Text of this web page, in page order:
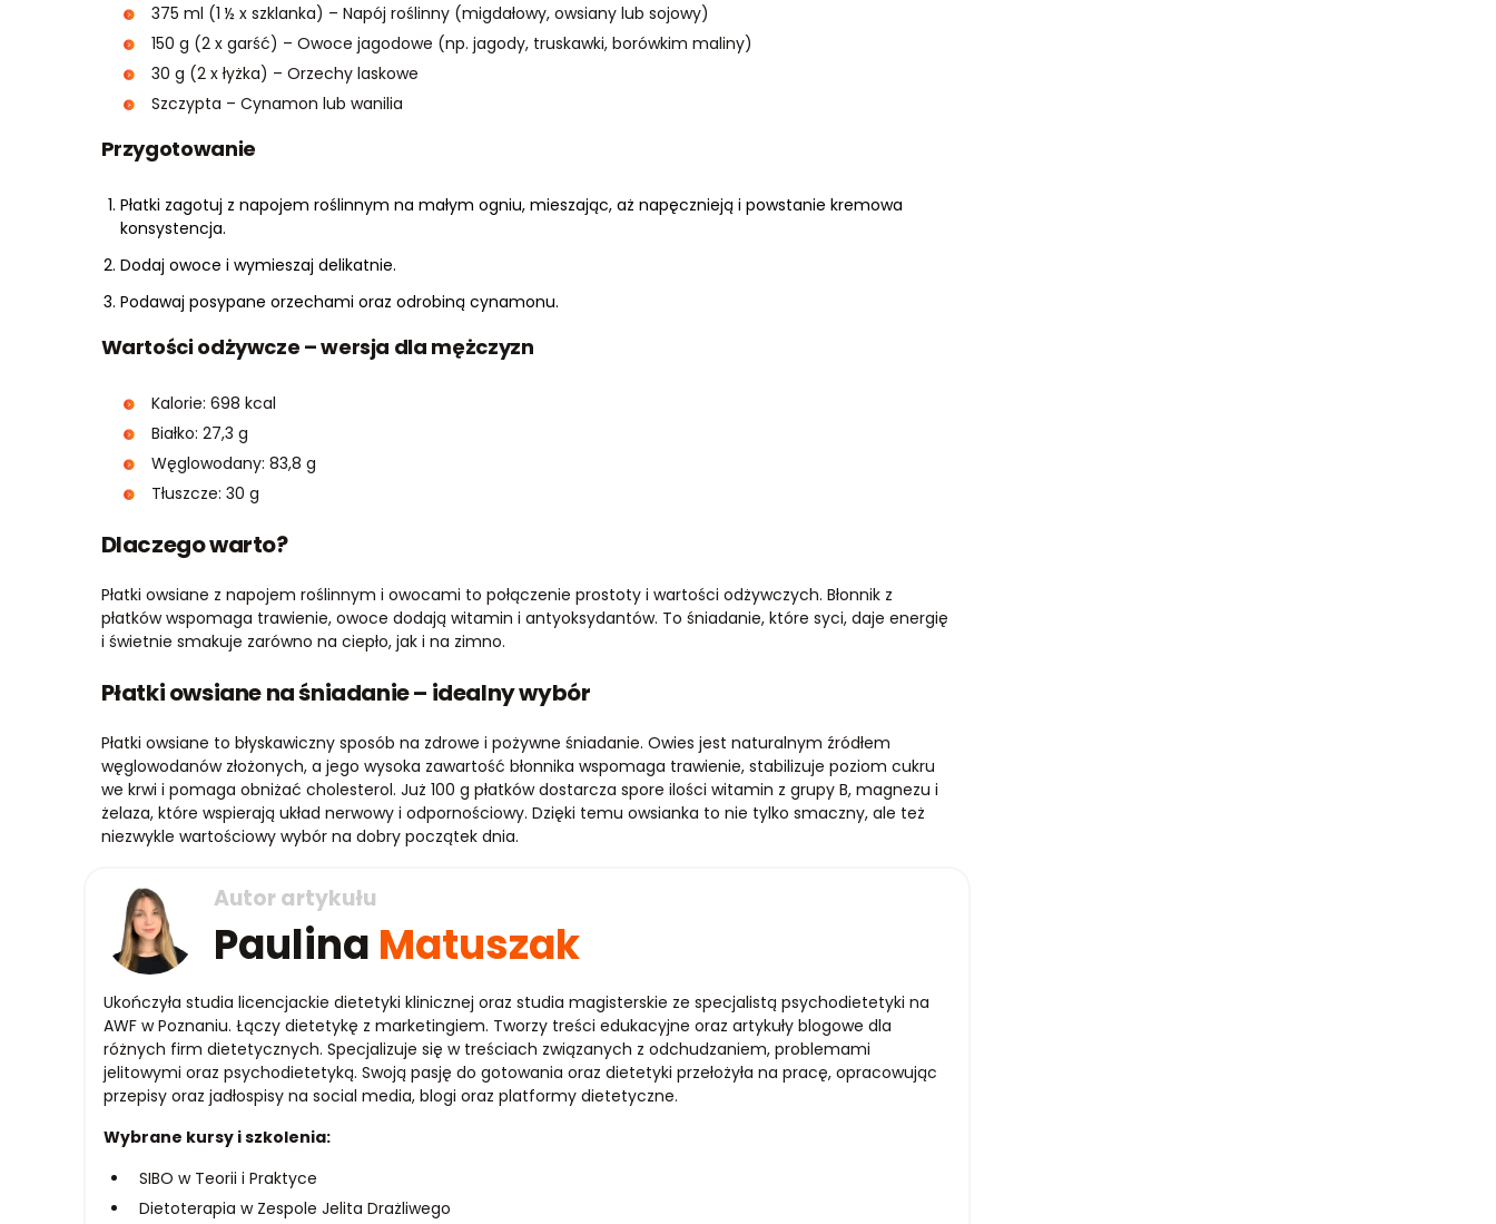
375 ml (1 ½ x szklanka) – Napój roślinny (migdałowy, owsiany lub sojowy)
150 g (2 x garść) – Owoce jagodowe (np. jagody, truskawki, borówkim maliny)
30 g (2 x łyżka) – Orzechy laskowe
Szczypta – Cynamon lub wanilia
Przygotowanie
Płatki zagotuj z napojem roślinnym na małym ogniu, mieszając, aż napęcznieją i powstanie kremowa
konsystencja.
Dodaj owoce i wymieszaj delikatnie.
Podawaj posypane orzechami oraz odrobiną cynamonu.
Wartości odżywcze – wersja dla mężczyzn
Kalorie: 698 kcal
Białko: 27,3 g
Węglowodany: 83,8 g
Tłuszcze: 30 g
Dlaczego warto?
Płatki owsiane z napojem roślinnym i owocami to połączenie prostoty i wartości odżywczych. Błonnik z
płatków wspomaga trawienie, owoce dodają witamin i antyoksydantów. To śniadanie, które syci, daje energię
i świetnie smakuje zarówno na ciepło, jak i na zimno.
Płatki owsiane na śniadanie – idealny wybór
Płatki owsiane to błyskawiczny sposób na zdrowe i pożywne śniadanie. Owies jest naturalnym źródłem
węglowodanów złożonych, a jego wysoka zawartość błonnika wspomaga trawienie, stabilizuje poziom cukru
we krwi i pomaga obniżać cholesterol. Już 100 g płatków dostarcza spore ilości witamin z grupy B, magnezu i
żelaza, które wspierają układ nerwowy i odpornościowy. Dzięki temu owsianka to nie tylko smaczny, ale też
niezwykle wartościowy wybór na dobry początek dnia.
Autor artykułu
Paulina Matuszak
Ukończyła studia licencjackie dietetyki klinicznej oraz studia magisterskie ze specjalistą psychodietetyki na
AWF w Poznaniu. Łączy dietetykę z marketingiem. Tworzy treści edukacyjne oraz artykuły blogowe dla
różnych firm dietetycznych. Specjalizuje się w treściach związanych z odchudzaniem, problemami
jelitowymi oraz psychodietetyką. Swoją pasję do gotowania oraz dietetyki przełożyła na pracę, opracowując
przepisy oraz jadłospisy na social media, blogi oraz platformy dietetyczne.
Wybrane kursy i szkolenia:
SIBO w Teorii i Praktyce
Dietoterapia w Zespole Jelita Drażliwego